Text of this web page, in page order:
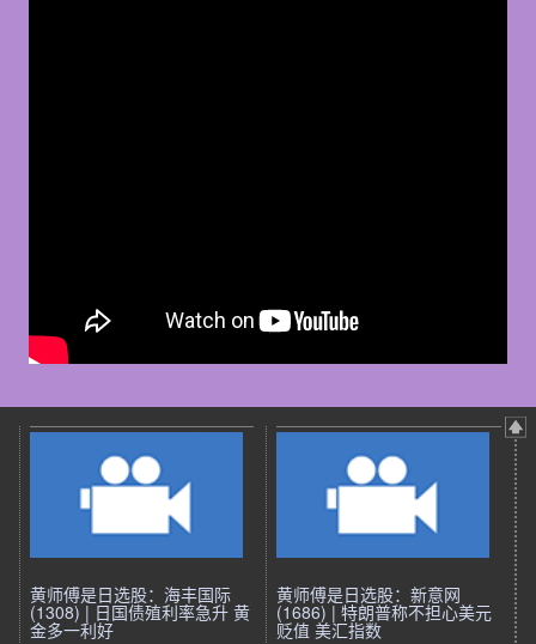
黄师傅是日选股：海丰国际
(1308) | 日国债殖利率急升 黄
金多一利好
黄师傅是日选股：新意网
(1686) | 特朗普称不担心美元
贬值 美汇指数